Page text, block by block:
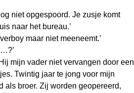
niet opgespoord. Je zusje komt
naar het bureau.’
maar niet meeneemt.’
mijn vader niet vervangen door een
Twintig jaar te jong voor mijn
als broer. Zij worden geopereerd,